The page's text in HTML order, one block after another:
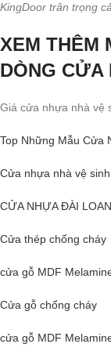
KingDoor trân trọng
XEM THÊM
DÒNG CỬA
Giá cửa nhựa nhà vệ
Top Những Mẫu Cửa
Cửa nhựa nhà vệ
CỬA NHỰA ĐÀI
Cửa thép chống cháy
cửa gỗ MDF
Cửa gỗ chống cháy
cửa gỗ MDF